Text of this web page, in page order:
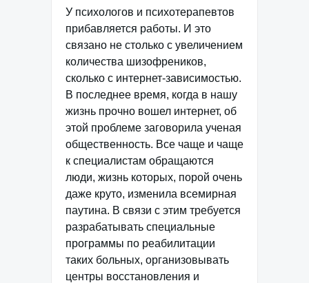
У психологов и психотерапевтов
прибавляется работы. И это
связано не столько с увеличением
количества шизофреников,
сколько с интернет-зависимостью.
В последнее время, когда в нашу
жизнь прочно вошел интернет, об
этой проблеме заговорила ученая
общественность. Все чаще и чаще
к специалистам обращаются
люди, жизнь которых, порой очень
даже круто, изменила всемирная
паутина. В связи с этим требуется
разрабатывать специальные
программы по реабилитации
таких больных, организовывать
центры восстановления и